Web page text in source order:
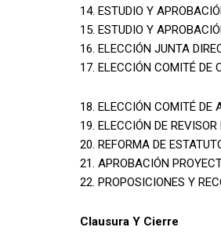
14. ESTUDIO Y
15. ESTUDIO Y
16. ELECCIÓN JUNTA
17. ELECCIÓN COMITÉ DE
18. ELECCIÓN COMITÉ DE
19. ELECCIÓN DE
20. REFORMA DE
21. APROBACIÓN
22. PROPOSICIONES Y
Clausura Y Cierre